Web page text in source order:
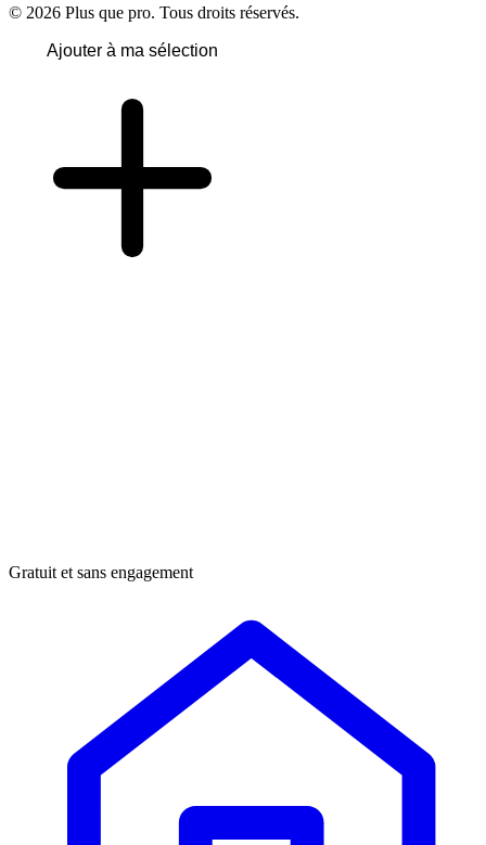
© 2026 Plus que pro. Tous droits réservés.
Ajouter à ma sélection
Gratuit et sans engagement